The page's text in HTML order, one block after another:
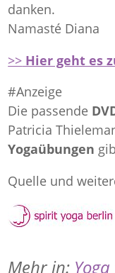
danken.
Namasté Diana
>> Hier geht es
#Anzeige
Die passende
Patricia
Yogaübungen
Quelle und
Mehr in: